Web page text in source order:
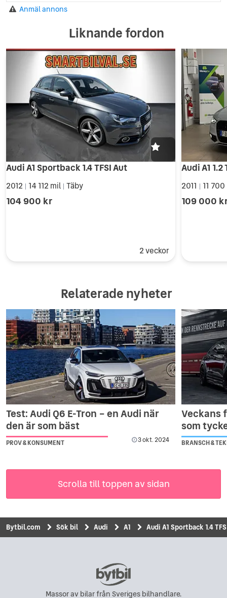
Anmäl annons
Liknande fordon
Audi A1 Sportback 1.4 TFSI Aut
2012 14 112 mil Täby
104 900 kr
2 veckor
2011 11
109 000
Relaterade nyheter
Test: Audi Q6 E-Tron – en Audi när
den är som bäst
PROV & KONSUMENT 3 okt. 2024
Veckans
som
BRANSCH &
Scrolla till toppen av sidan
Bytbil.com Sök bil Audi A1 Audi A1 Sportback 1.4
Massor av bilar från Sveriges bilhandlare.